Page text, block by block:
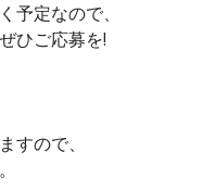
予定なので、
ひご応募を!
すので、